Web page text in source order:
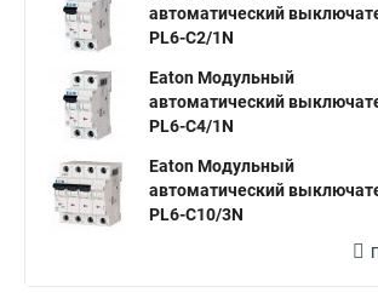
автоматический
PL6-C2/1N
Eaton Модульный
автоматический
PL6-C4/1N
Eaton Модульный
автоматический
PL6-C10/3N